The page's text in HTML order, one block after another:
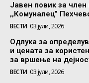
Јавен повик за
,,Комуналец”
ВЕСТИ 03 јули, 2026
Одлука за
и цената за
за вршење на
ВЕСТИ 03 јули, 2026